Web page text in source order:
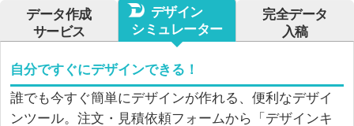
データ作成
サービス
デザイン
シミュレーター
完全データ
入稿
自分ですぐにデザインできる！
誰でも今すぐ簡単にデザインが作れる、便利なデザイ
ンツール。注文・見積依頼フォームから「デザインキ